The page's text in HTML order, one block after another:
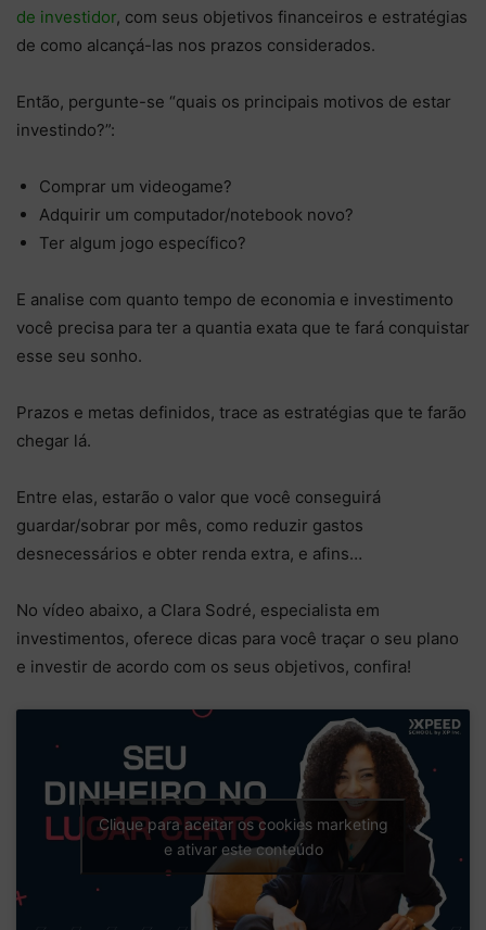
de investidor, com seus objetivos financeiros e estratégias
de como alcançá-las nos prazos considerados.
Então, pergunte-se “quais os principais motivos de estar
investindo?”:
Comprar um videogame?
Adquirir um computador/notebook novo?
Ter algum jogo específico?
E analise com quanto tempo de economia e investimento
você precisa para ter a quantia exata que te fará conquistar
esse seu sonho.
Prazos e metas definidos, trace as estratégias que te farão
chegar lá.
Entre elas, estarão o valor que você conseguirá
guardar/sobrar por mês, como reduzir gastos
desnecessários e obter renda extra, e afins…
No vídeo abaixo, a Clara Sodré, especialista em
investimentos, oferece dicas para você traçar o seu plano
e investir de acordo com os seus objetivos, confira!
Clique para aceitar os cookies marketing
e ativar este conteúdo